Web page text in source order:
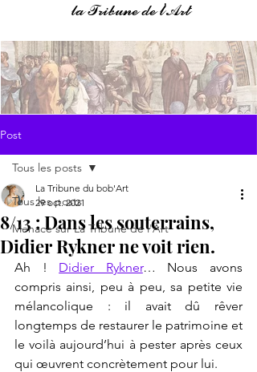
la Tribune de l'Art
Post
Tous les posts
Menace sur La Tribune de l'Art
Tous les posts
8/13 : Dans les souterrains,
Didier Rykner ne voit rien.
La Tribune du bob'Art
29 oct. 2021
Ah ! Didier Rykner… Nous avons
compris ainsi, peu à peu, sa petite vie
mélancolique : il avait dû rêver
longtemps de restaurer le patrimoine et
le voilà aujourd’hui à pester après ceux
qui œuvrent concrètement pour lui.